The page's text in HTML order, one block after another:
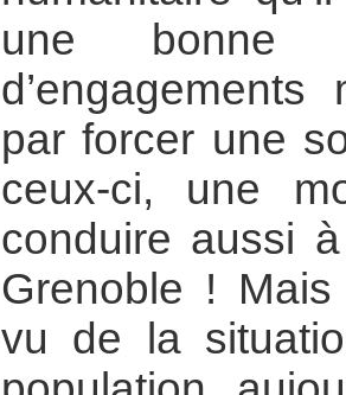
une bonne
par forcer une
ceux-ci, une
conduire aussi
Grenoble !
vu de la